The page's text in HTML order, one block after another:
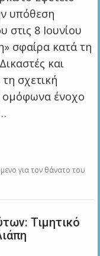
υπόθεση
8 Ιουνίου
σφαίρα κατά τη
και
σχετική
ομόφωνα ένοχο
για τον θάνατο του
Τιμητικό